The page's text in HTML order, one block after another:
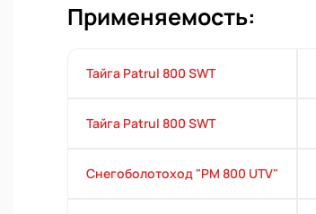
Применяемость:
Тайга Patrul 800 SWT
Тайга Patrul 800 SWT
Снегоболотоход "РМ 800 UTV"